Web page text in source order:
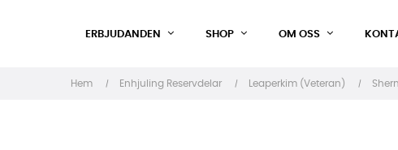
ERBJUDANDEN SHOP OM OSS
Hem Enhjuling Reservdelar Leaperkim (Veteran)